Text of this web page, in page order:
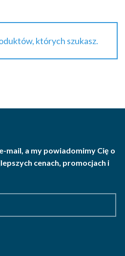
których szukasz.
mail, a my powiadomimy Cię o
cenach, promocjach i